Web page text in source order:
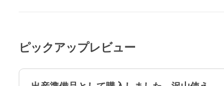
ピックアップレビュー